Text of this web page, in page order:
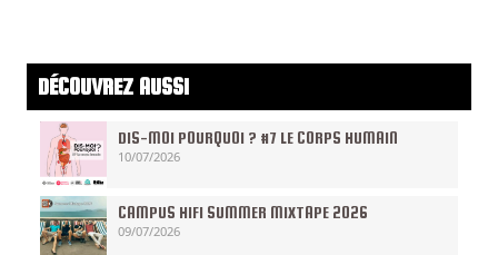
DÉCOUVREZ AUSSI
DIS-MOI POURQUOI ? #7 LE CORPS HUMAIN
10/07/2026
CAMPUS HIFI SUMMER MIXTAPE 2026
09/07/2026